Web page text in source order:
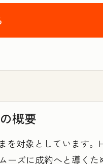
概要
を対象としています
ズに成約へと導くた